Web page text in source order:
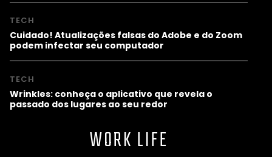
TECH
Cuidado! Atualizações falsas do Adobe e do Zoom
podem infectar seu computador
TECH
Wrinkles: conheça o aplicativo que revela o
passado dos lugares ao seu redor
WORK LIFE